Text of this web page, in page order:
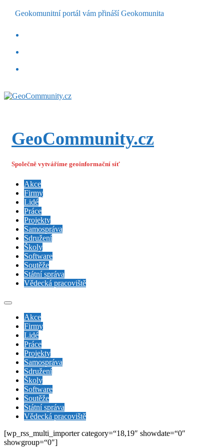
Geokomunitní portál vám přináší Geokomunita
GeoCommunity.cz
Společně vytváříme geoinformační síť
Akce
Firmy
Lidé
Práce
Projekty
Samospráva
Sdružení
Školy
Software
Soutěže
Státní správa
Vědecká pracoviště
Akce
Firmy
Lidé
Práce
Projekty
Samospráva
Sdružení
Školy
Software
Soutěže
Státní správa
Vědecká pracoviště
[wp_rss_multi_importer category=“18,19″ showdate=“0″
showgroup=“0″]